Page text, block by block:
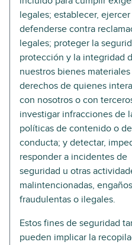
legales; establecer,
defenderse contra
legales; proteger la
protección y la integridad
nuestros bienes
derechos de quienes
con nosotros o con
investigar infracciones de
políticas de contenido o de
conducta; y detectar,
responder a incidentes de
seguridad u otras
malintencionadas,
fraudulentas o ilegales.
Estos fines de seguridad
pueden implicar la